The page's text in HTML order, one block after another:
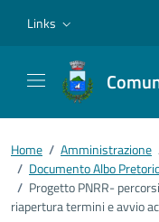
Links
Home / Amministrazione
/ Documento Albo
/ Progetto PNRR-
riapertura termini e avvio